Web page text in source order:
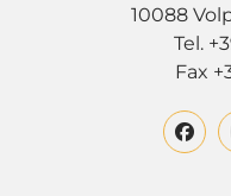
10088
Tel.
Fax